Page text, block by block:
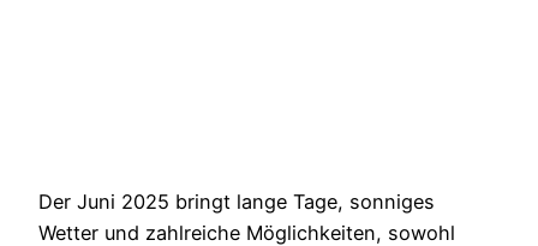
Der Juni 2025 bringt lange Tage, sonniges
Wetter und zahlreiche Möglichkeiten, sowohl